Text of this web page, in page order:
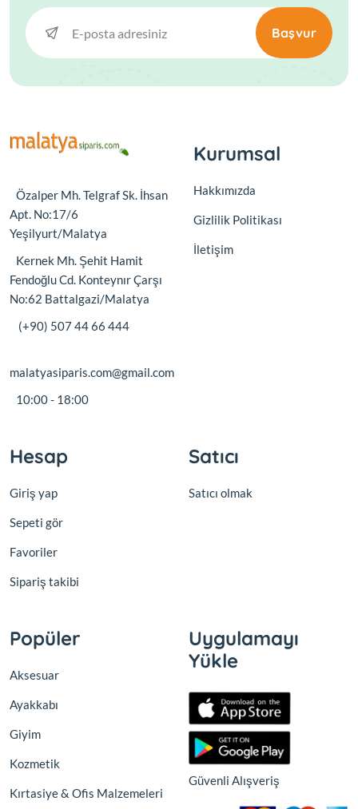
Başvur
Özalper Mh. Telgraf Sk. İhsan
Apt. No:17/6
Yeşilyurt/Malatya
Kernek Mh. Şehit Hamit
Fendoğlu Cd. Konteynır Çarşı
No:62 Battalgazi/Malatya
(+90) 507 44 66 444
malatyasiparis.com@gmail.com
10:00 - 18:00
Kurumsal
Hakkımızda
Gizlilik Politikası
İletişim
Hesap
Giriş yap
Sepeti gör
Favoriler
Sipariş takibi
Satıcı
Satıcı olmak
Popüler
Aksesuar
Ayakkabı
Giyim
Kozmetik
Kırtasiye & Ofis Malzemeleri
Uygulamayı
Yükle
Güvenli Alışveriş